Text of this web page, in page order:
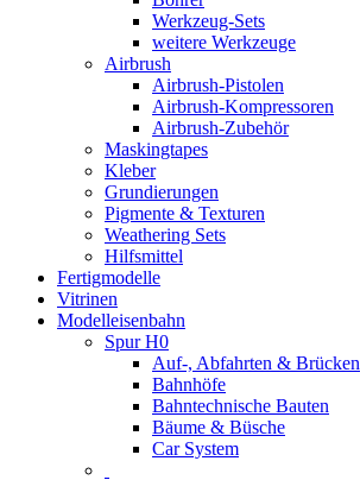
Werkzeug-Sets
weitere Werkzeuge
Airbrush
Airbrush-Pistolen
Airbrush-Kompressoren
Airbrush-Zubehör
Maskingtapes
Kleber
Grundierungen
Pigmente & Texturen
Weathering Sets
Hilfsmittel
Fertigmodelle
Vitrinen
Modelleisenbahn
Spur H0
Auf-, Abfahrten & Brücken
Bahnhöfe
Bahntechnische Bauten
Bäume & Büsche
Car System